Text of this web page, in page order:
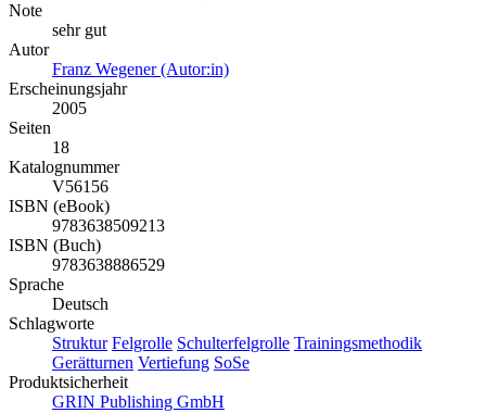
Note
sehr gut
Autor
Franz Wegener (Autor:in)
Erscheinungsjahr
2005
Seiten
18
Katalognummer
V56156
ISBN (eBook)
9783638509213
ISBN (Buch)
9783638886529
Sprache
Deutsch
Schlagworte
Struktur Felgrolle Schulterfelgrolle Trainingsmethodik
Gerätturnen Vertiefung SoSe
Produktsicherheit
GRIN Publishing GmbH